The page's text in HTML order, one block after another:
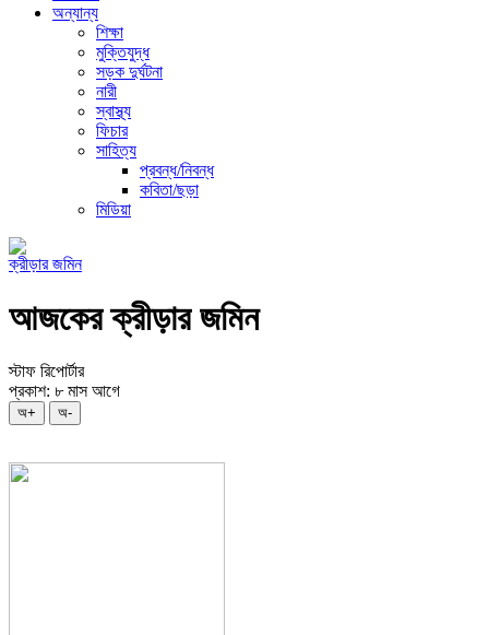
অন্যান্য
শিক্ষা
মুক্তিযুদ্ধ
সড়ক দুর্ঘটনা
নারী
স্বাস্থ্য
ফিচার
সাহিত্য
প্রবন্ধ/নিবন্ধ
কবিতা/ছড়া
মিডিয়া
ক্রীড়ার জমিন
আজকের ক্রীড়ার জমিন
স্টাফ রিপোর্টার
প্রকাশ: ৮ মাস আগে
অ+ অ-